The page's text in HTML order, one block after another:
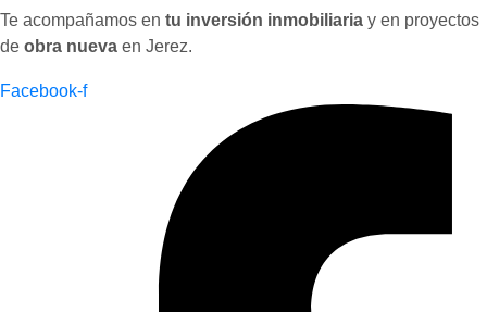
Te acompañamos en tu inversión inmobiliaria y en proyectos
de obra nueva en Jerez.
Facebook-f